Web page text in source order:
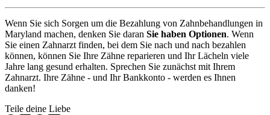
Wenn Sie sich Sorgen um die Bezahlung von Zahnbehandlungen in
Maryland machen, denken Sie daran Sie haben Optionen. Wenn
Sie einen Zahnarzt finden, bei dem Sie nach und nach bezahlen
können, können Sie Ihre Zähne reparieren und Ihr Lächeln viele
Jahre lang gesund erhalten. Sprechen Sie zunächst mit Ihrem
Zahnarzt. Ihre Zähne - und Ihr Bankkonto - werden es Ihnen
danken!
Teile deine Liebe